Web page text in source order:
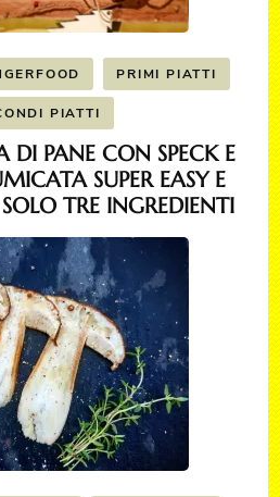
PRIMI PIATTI
PIATTI
DI PANE CON SPECK E
SUPER EASY E
TRE INGREDIENTI